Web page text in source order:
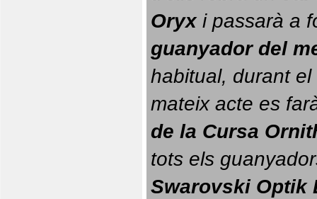
Oryx i passarà a
guanyador del
habitual, durant el
mateix acte es
de la Cursa
tots els
Swarovski Optik